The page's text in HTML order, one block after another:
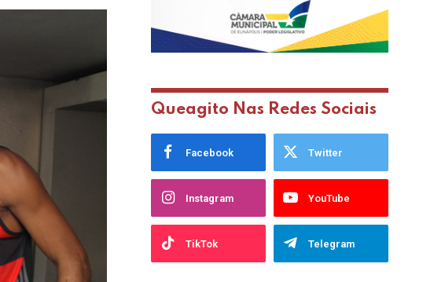
Queagito Nas Redes Sociais
Facebook Twitter
Instagram YouTube
TikTok Telegram